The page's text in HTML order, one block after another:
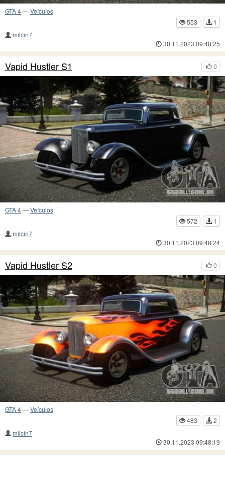
GTA 4—Veículos
553
1
milcin7
30.11.2023 09:48:25
0
Vapid Hustler S1
GTA 4—Veículos
572
1
milcin7
30.11.2023 09:48:24
0
Vapid Hustler S2
GTA 4—Veículos
483
2
milcin7
30.11.2023 09:48:19